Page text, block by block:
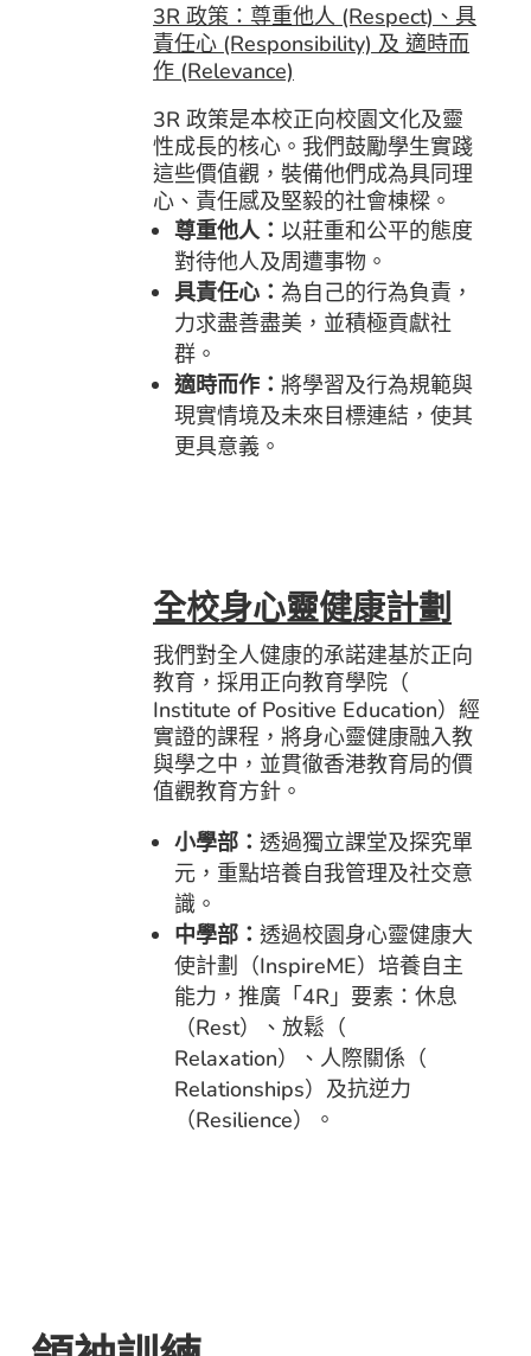
3R 政策：尊重他人 (Respect)、具
責任心 (Responsibility) 及 適時而
作 (Relevance)
3R 政策是本校正向校園文化及靈
性成長的核心。 我們鼓勵學生實踐
這些價值觀，裝備他們成為具同理
心、 責任感及堅毅的社會棟樑。
尊重他人：以莊重和公平的態度
對待他人及周遭事物。
具責任心：為自己的行為負責，
力求盡善盡美，並積極貢獻社
群。
適時而作：將學習及行為規範與
現實情境及未來目標連結，使其
更具意義。
全校身心靈健康計劃
我們對全人健康的承諾建基於正向
教育，採用正向教育學院（
Institute of Positive Education）經
實證的課程，將身心靈健康融入教
與學之中， 並貫徹香港教育局的價
值觀教育方針。
小學部：透過獨立課堂及探究單
元，重點培養自我管理及社交意
識。
中學部：透過校園身心靈健康大
使計劃（InspireME）培養自主
能力，推廣「4R」要素：休息
（Rest）、放鬆（
Relaxation）、人際關係（
Relationships）及抗逆力
（Resilience）
。